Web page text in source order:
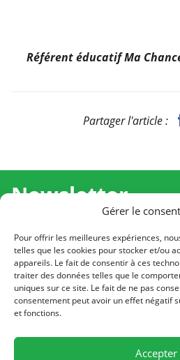
Gérer le
Pour offrir les meilleures expériences,
telles que les cookies pour stocker et/ou
appareils. Le fait de consentir à ces
traiter des données telles que le
uniques sur ce site. Le fait de ne pas
consentement peut avoir un effet négatif
et fonctions.
Accepter
Référent éducatif Ma
Partager l'article :
Newsletter
Recevez l'actualité de Ma
savoir plus sur nos temps
Cliquez pour vous inscrire